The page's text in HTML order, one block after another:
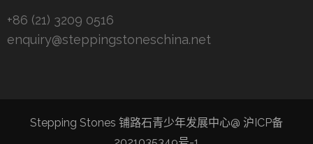
+86 (21) 3209 0516
enquiry@steppingstoneschina.net
Stepping Stones 铺路石青少年发展中心@ 沪ICP备